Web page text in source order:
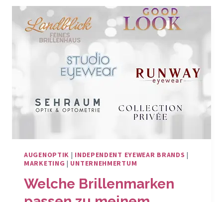
DEIN
OPTIKGESCHÄFT
IST
NICHT
DIE
KRISE
AUGENOPTIK | INDEPENDENT EYEWEAR BRANDS |
MARKETING | UNTERNEHMERTUM
Welche Brillenmarken